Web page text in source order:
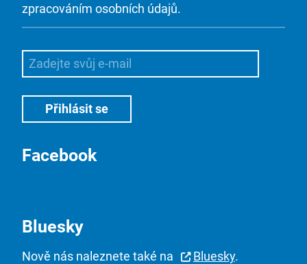
zpracováním osobních údajů.
Facebook
Bluesky
Nově nás naleznete také na Bluesky.